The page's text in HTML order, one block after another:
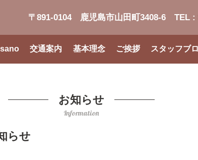
〒891-0104 鹿児島市山田町3408-6 TEL :
交通案内 基本理念 ご挨拶 スタッフブ
お知らせ
Information
らせ